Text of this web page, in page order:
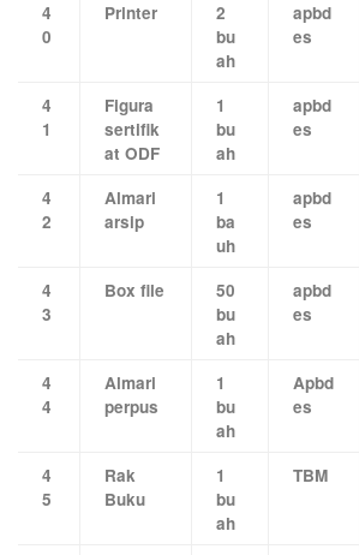
4
0
Printer
2
bu
ah
apbd
es
4
1
Figura
sertifik
at ODF
1
bu
ah
apbd
es
4
2
Almari
arsip
1
ba
uh
apbd
es
4
3
Box file
50
bu
ah
apbd
es
4
4
Almari
perpus
1
bu
ah
Apbd
es
4
5
Rak
Buku
1
bu
ah
TBM